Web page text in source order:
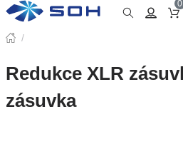
0
/
Redukce XLR
zásuvka